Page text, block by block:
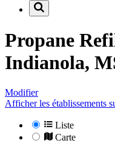
Propane
Indianola,
Modifier
Afficher les établissements
Liste
Carte